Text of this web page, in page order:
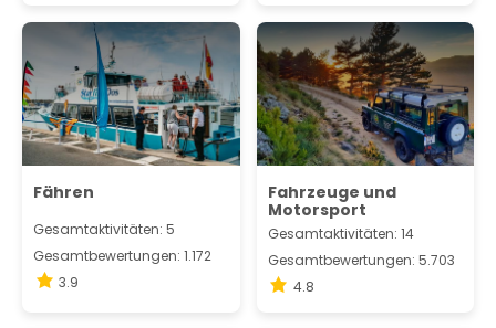
Fähren
Gesamtaktivitäten: 5
Gesamtbewertungen: 1.172
3.9
Fahrzeuge und
Motorsport
Gesamtaktivitäten: 14
Gesamtbewertungen: 5.703
4.8